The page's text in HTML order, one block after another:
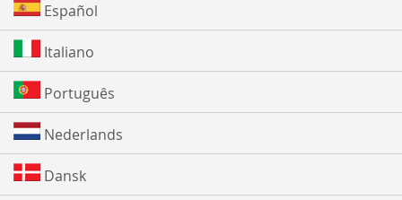
Español
Italiano
Português
Nederlands
Dansk